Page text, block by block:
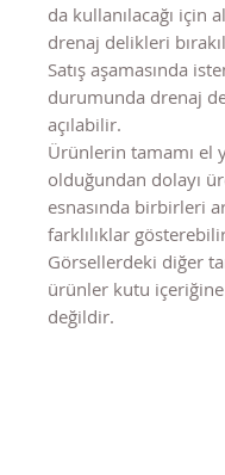
da kullanılacağı için
drenaj delikleri
Satış aşamasında
durumunda drenaj
açılabilir.
Ürünlerin tamamı el
olduğundan dolayı
esnasında birbirleri
farklılıklar
Görsellerdeki diğer
ürünler kutu
değildir.